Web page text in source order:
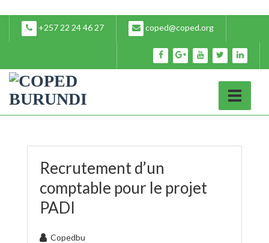
+257 22 24 46 27 coped@coped.org
Recrutement d’un
comptable pour le projet
PADI
Copedbu